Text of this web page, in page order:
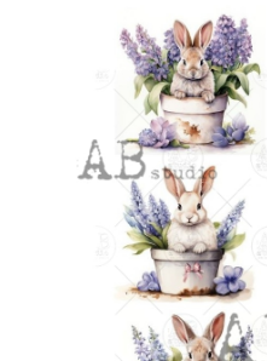
Blog / DIY / Tutorials